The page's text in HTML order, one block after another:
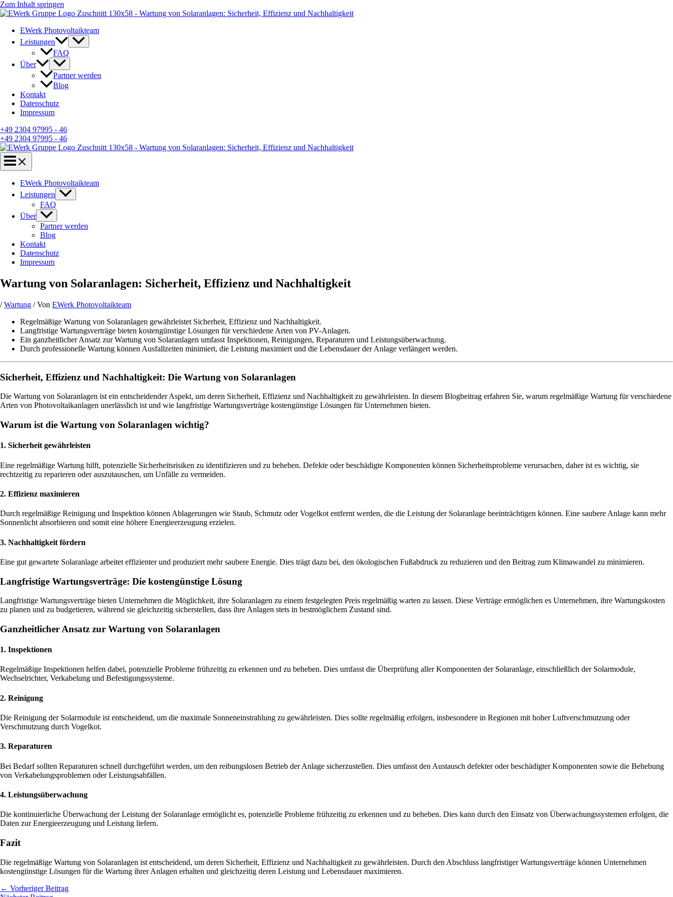
Zum Inhalt springen
EWerk Photovoltaikteam
Leistungen
FAQ
Über
Partner werden
Blog
Kontakt
Datenschutz
Impressum
+49 2304 97995 - 46
+49 2304 97995 - 46
EWerk Photovoltaikteam
Leistungen
FAQ
Über
Partner werden
Blog
Kontakt
Datenschutz
Impressum
Wartung von Solaranlagen: Sicherheit, Effizienz und Nachhaltigkeit
/Wartung / Von EWerk Photovoltaikteam
Regelmäßige Wartung von Solaranlagen gewährleistet Sicherheit, Effizienz und Nachhaltigkeit.
Langfristige Wartungsverträge bieten kostengünstige Lösungen für verschiedene Arten von PV-Anlagen.
Ein ganzheitlicher Ansatz zur Wartung von Solaranlagen umfasst Inspektionen, Reinigungen, Reparaturen und Leistungsüberwachung.
Durch professionelle Wartung können Ausfallzeiten minimiert, die Leistung maximiert und die Lebensdauer der Anlage verlängert werden.
Sicherheit, Effizienz und Nachhaltigkeit: Die Wartung von Solaranlagen
Die Wartung von Solaranlagen ist ein entscheidender Aspekt, um deren Sicherheit, Effizienz und Nachhaltigkeit zu gewährleisten. In diesem Blogbeitrag erfahren Sie, warum regelmäßige Wartung für verschiedene
Arten von Photovoltaikanlagen unerlässlich ist und wie langfristige Wartungsverträge kostengünstige Lösungen für Unternehmen bieten.
Warum ist die Wartung von Solaranlagen wichtig?
1. Sicherheit gewährleisten
Eine regelmäßige Wartung hilft, potenzielle Sicherheitsrisiken zu identifizieren und zu beheben. Defekte oder beschädigte Komponenten können Sicherheitsprobleme verursachen, daher ist es wichtig, sie
rechtzeitig zu reparieren oder auszutauschen, um Unfälle zu vermeiden.
2. Effizienz maximieren
Durch regelmäßige Reinigung und Inspektion können Ablagerungen wie Staub, Schmutz oder Vogelkot entfernt werden, die die Leistung der Solaranlage beeinträchtigen können. Eine saubere Anlage kann mehr
Sonnenlicht absorbieren und somit eine höhere Energieerzeugung erzielen.
3. Nachhaltigkeit fördern
Eine gut gewartete Solaranlage arbeitet effizienter und produziert mehr saubere Energie. Dies trägt dazu bei, den ökologischen Fußabdruck zu reduzieren und den Beitrag zum Klimawandel zu minimieren.
Langfristige Wartungsverträge: Die kostengünstige Lösung
Langfristige Wartungsverträge bieten Unternehmen die Möglichkeit, ihre Solaranlagen zu einem festgelegten Preis regelmäßig warten zu lassen. Diese Verträge ermöglichen es Unternehmen, ihre Wartungskosten
zu planen und zu budgetieren, während sie gleichzeitig sicherstellen, dass ihre Anlagen stets in bestmöglichem Zustand sind.
Ganzheitlicher Ansatz zur Wartung von Solaranlagen
1. Inspektionen
Regelmäßige Inspektionen helfen dabei, potenzielle Probleme frühzeitig zu erkennen und zu beheben. Dies umfasst die Überprüfung aller Komponenten der Solaranlage, einschließlich der Solarmodule,
Wechselrichter, Verkabelung und Befestigungssysteme.
2. Reinigung
Die Reinigung der Solarmodule ist entscheidend, um die maximale Sonneneinstrahlung zu gewährleisten. Dies sollte regelmäßig erfolgen, insbesondere in Regionen mit hoher Luftverschmutzung oder
Verschmutzung durch Vogelkot.
3. Reparaturen
Bei Bedarf sollten Reparaturen schnell durchgeführt werden, um den reibungslosen Betrieb der Anlage sicherzustellen. Dies umfasst den Austausch defekter oder beschädigter Komponenten sowie die Behebung
von Verkabelungsproblemen oder Leistungsabfällen.
4. Leistungsüberwachung
Die kontinuierliche Überwachung der Leistung der Solaranlage ermöglicht es, potenzielle Probleme frühzeitig zu erkennen und zu beheben. Dies kann durch den Einsatz von Überwachungssystemen erfolgen, die
Daten zur Energieerzeugung und Leistung liefern.
Fazit
Die regelmäßige Wartung von Solaranlagen ist entscheidend, um deren Sicherheit, Effizienz und Nachhaltigkeit zu gewährleisten. Durch den Abschluss langfristiger Wartungsverträge können Unternehmen
kostengünstige Lösungen für die Wartung ihrer Anlagen erhalten und gleichzeitig deren Leistung und Lebensdauer maximieren.
← Vorheriger Beitrag